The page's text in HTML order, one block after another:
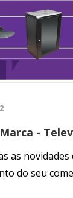
-
as
do seu